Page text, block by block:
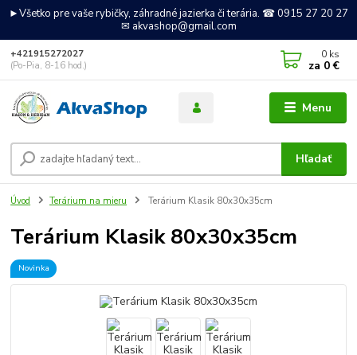
►Všetko pre vaše rybičky, záhradné jazierka či terária. ☎ 0915 27 20 27
✉ akvashop@gmail.com
Menu
Hľadať
+421915272027
(Po-Pia, 8-16 hod.)
0 ks
za 0 €
Úvod Terárium na mieru Terárium Klasik 80x30x35cm
Terárium Klasik 80x30x35cm
Novinka